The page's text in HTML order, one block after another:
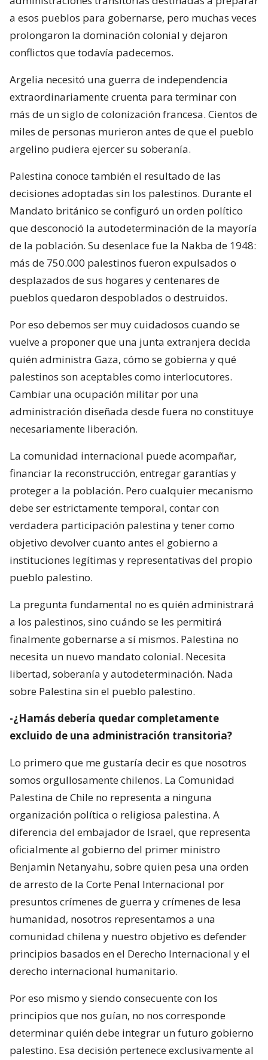
a esos pueblos para gobernarse, pero muchas veces
prolongaron la dominación colonial y dejaron
conflictos que todavía padecemos.
Argelia necesitó una guerra de independencia
extraordinariamente cruenta para terminar con
más de un siglo de colonización francesa. Cientos de
miles de personas murieron antes de que el pueblo
argelino pudiera ejercer su soberanía.
Palestina conoce también el resultado de las
decisiones adoptadas sin los palestinos. Durante el
Mandato británico se configuró un orden político
que desconoció la autodeterminación de la mayoría
de la población. Su desenlace fue la Nakba de 1948:
más de 750.000 palestinos fueron expulsados o
desplazados de sus hogares y centenares de
pueblos quedaron despoblados o destruidos.
Por eso debemos ser muy cuidadosos cuando se
vuelve a proponer que una junta extranjera decida
quién administra Gaza, cómo se gobierna y qué
palestinos son aceptables como interlocutores.
Cambiar una ocupación militar por una
administración diseñada desde fuera no constituye
necesariamente liberación.
La comunidad internacional puede acompañar,
financiar la reconstrucción, entregar garantías y
proteger a la población. Pero cualquier mecanismo
debe ser estrictamente temporal, contar con
verdadera participación palestina y tener como
objetivo devolver cuanto antes el gobierno a
instituciones legítimas y representativas del propio
pueblo palestino.
La pregunta fundamental no es quién administrará
a los palestinos, sino cuándo se les permitirá
finalmente gobernarse a sí mismos. Palestina no
necesita un nuevo mandato colonial. Necesita
libertad, soberanía y autodeterminación. Nada
sobre Palestina sin el pueblo palestino.
-¿Hamás debería quedar completamente
excluido de una administración transitoria?
Lo primero que me gustaría decir es que nosotros
somos orgullosamente chilenos. La Comunidad
Palestina de Chile no representa a ninguna
organización política o religiosa palestina. A
diferencia del embajador de Israel, que representa
oficialmente al gobierno del primer ministro
Benjamin Netanyahu, sobre quien pesa una orden
de arresto de la Corte Penal Internacional por
presuntos crímenes de guerra y crímenes de lesa
humanidad, nosotros representamos a una
comunidad chilena y nuestro objetivo es defender
principios basados en el Derecho Internacional y el
derecho internacional humanitario.
Por eso mismo y siendo consecuente con los
principios que nos guían, no nos corresponde
determinar quién debe integrar un futuro gobierno
palestino. Esa decisión pertenece exclusivamente al